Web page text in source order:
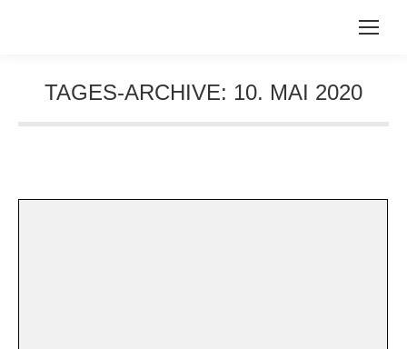
TAGES-ARCHIVE: 10. MAI 2020